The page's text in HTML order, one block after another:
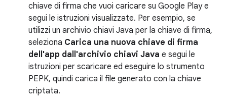
chiave di firma che vuoi caricare su Google Play e
segui le istruzioni visualizzate. Per esempio, se
utilizzi un archivio chiavi Java per la chiave di firma,
seleziona Carica una nuova chiave di firma
dell'app dall'archivio chiavi Java e segui le
istruzioni per scaricare ed eseguire lo strumento
PEPK, quindi carica il file generato con la chiave
criptata.